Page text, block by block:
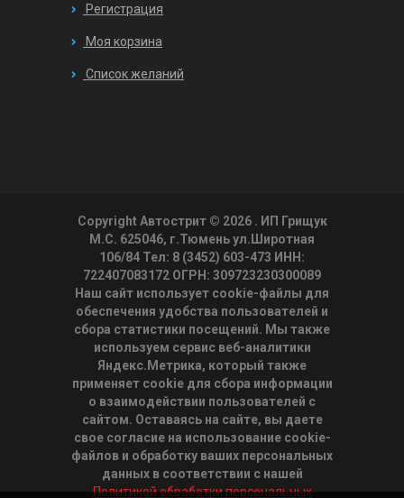
Регистрация
Моя корзина
Список желаний
Copyright Автострит © 2026 . ИП Грищук
М.С. 625046, г.Тюмень ул.Широтная
106/84 Тел: 8 (3452) 603-473 ИНН:
722407083172 ОГРН: 309723230300089
Наш сайт использует cookie-файлы для
обеспечения удобства пользователей и
сбора статистики посещений. Мы также
используем сервис веб-аналитики
Яндекс.Метрика, который также
применяет cookie для сбора информации
о взаимодействии пользователей с
сайтом. Оставаясь на сайте, вы даете
свое согласие на использование cookie-
файлов и обработку ваших персональных
данных в соответствии с нашей
Политикой обработки персональных